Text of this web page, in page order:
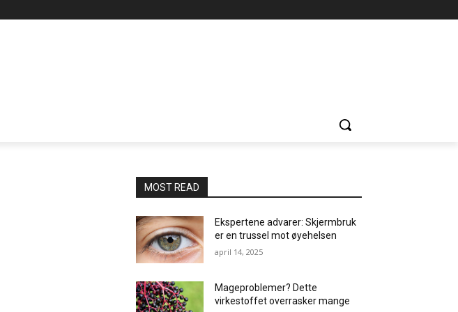
MOST READ
Ekspertene advarer: Skjermbruk
er en trussel mot øyehelsen
april 14, 2025
Mageproblemer? Dette
virkestoffet overrasker mange